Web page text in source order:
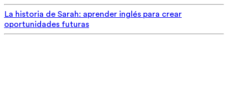
La historia de Sarah: aprender inglés para crear
oportunidades futuras